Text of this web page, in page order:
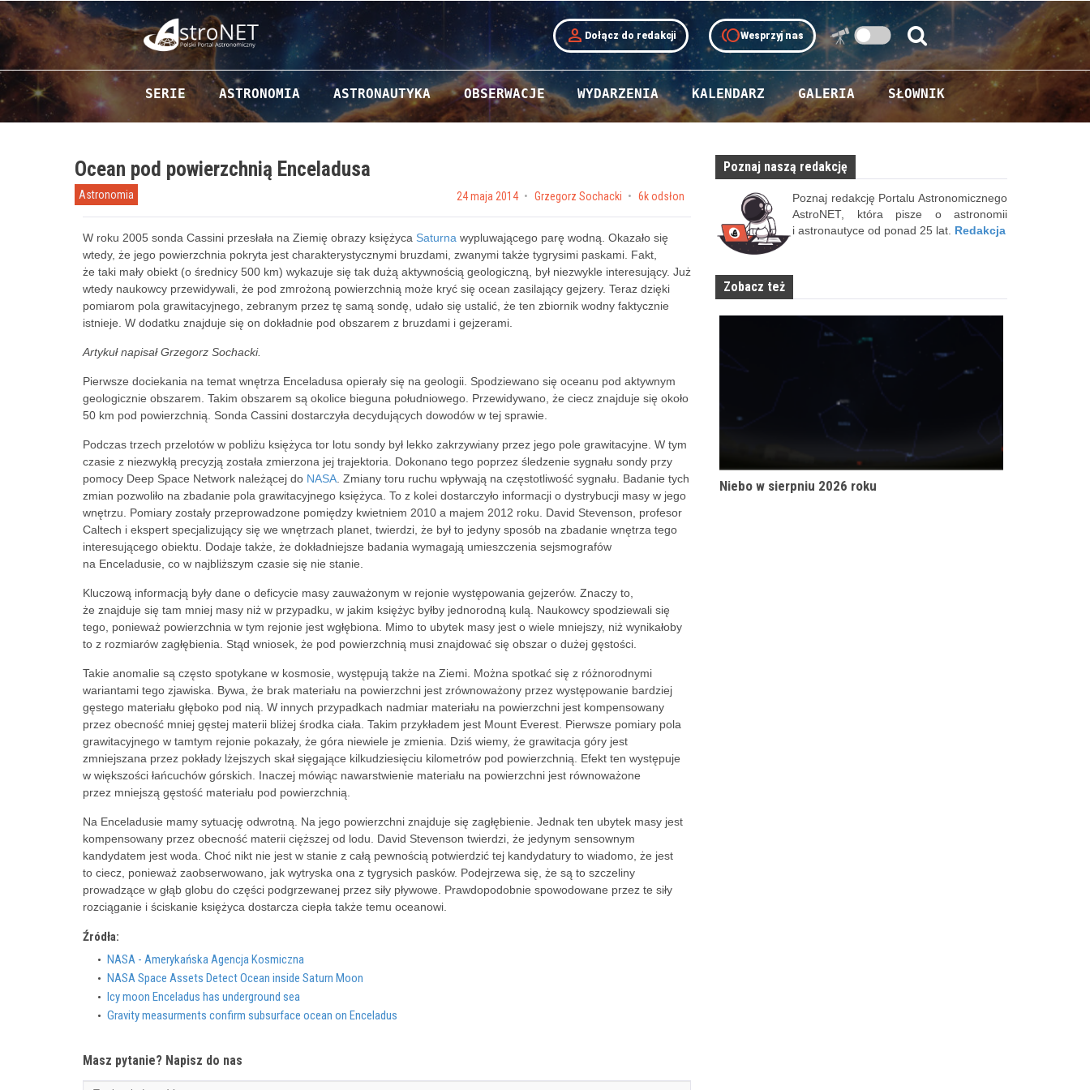
person Dołącz do redakcji tollWesprzyj nas
Szukaj:
Szukaj
Przejdź do zawartości
SERIE ASTRONOMIA ASTRONAUTYKA OBSERWACJE WYDARZENIA KALENDARZ GALERIA SŁOWNIK
Ocean pod powierzchnią Enceladusa
Astronomia Posted on
24 maja 2014 by Grzegorz Sochacki 6k odsłon
W roku 2005 sonda Cassini przesłała na Ziemię obrazy księżyca Saturna wypluwającego parę wodną. Okazało się
wtedy, że jego powierzchnia pokryta jest charakterystycznymi bruzdami, zwanymi także tygrysimi paskami. Fakt,
że taki mały obiekt (o średnicy 500 km) wykazuje się tak dużą aktywnością geologiczną, był niezwykle interesujący. Już
wtedy naukowcy przewidywali, że pod zmrożoną powierzchnią może kryć się ocean zasilający gejzery. Teraz dzięki
pomiarom pola grawitacyjnego, zebranym przez tę samą sondę, udało się ustalić, że ten zbiornik wodny faktycznie
istnieje. W dodatku znajduje się on dokładnie pod obszarem z bruzdami i gejzerami.
Artykuł napisał Grzegorz Sochacki.
Pierwsze dociekania na temat wnętrza Enceladusa opierały się na geologii. Spodziewano się oceanu pod aktywnym
geologicznie obszarem. Takim obszarem są okolice bieguna południowego. Przewidywano, że ciecz znajduje się około
50 km pod powierzchnią. Sonda Cassini dostarczyła decydujących dowodów w tej sprawie.
Podczas trzech przelotów w pobliżu księżyca tor lotu sondy był lekko zakrzywiany przez jego pole grawitacyjne. W tym
czasie z niezwykłą precyzją została zmierzona jej trajektoria. Dokonano tego poprzez śledzenie sygnału sondy przy
pomocy Deep Space Network należącej do NASA . Zmiany toru ruchu wpływają na częstotliwość sygnału. Badanie tych
zmian pozwoliło na zbadanie pola grawitacyjnego księżyca. To z kolei dostarczyło informacji o dystrybucji masy w jego
wnętrzu. Pomiary zostały przeprowadzone pomiędzy kwietniem 2010 a majem 2012 roku. David Stevenson, profesor
Caltech i ekspert specjalizujący się we wnętrzach planet, twierdzi, że był to jedyny sposób na zbadanie wnętrza tego
interesującego obiektu. Dodaje także, że dokładniejsze badania wymagają umieszczenia sejsmografów
na Enceladusie, co w najbliższym czasie się nie stanie.
Kluczową informacją były dane o deficycie masy zauważonym w rejonie występowania gejzerów. Znaczy to,
że znajduje się tam mniej masy niż w przypadku, w jakim księżyc byłby jednorodną kulą. Naukowcy spodziewali się
tego, ponieważ powierzchnia w tym rejonie jest wgłębiona. Mimo to ubytek masy jest o wiele mniejszy, niż wynikałoby
to z rozmiarów zagłębienia. Stąd wniosek, że pod powierzchnią musi znajdować się obszar o dużej gęstości.
Takie anomalie są często spotykane w kosmosie, występują także na Ziemi. Można spotkać się z różnorodnymi
wariantami tego zjawiska. Bywa, że brak materiału na powierzchni jest zrównoważony przez występowanie bardziej
gęstego materiału głęboko pod nią. W innych przypadkach nadmiar materiału na powierzchni jest kompensowany
przez obecność mniej gęstej materii bliżej środka ciała. Takim przykładem jest Mount Everest. Pierwsze pomiary pola
grawitacyjnego w tamtym rejonie pokazały, że góra niewiele je zmienia. Dziś wiemy, że grawitacja góry jest
zmniejszana przez pokłady lżejszych skał sięgające kilkudziesięciu kilometrów pod powierzchnią. Efekt ten występuje
w większości łańcuchów górskich. Inaczej mówiąc nawarstwienie materiału na powierzchni jest równoważone
przez mniejszą gęstość materiału pod powierzchnią.
Na Enceladusie mamy sytuację odwrotną. Na jego powierzchni znajduje się zagłębienie. Jednak ten ubytek masy jest
kompensowany przez obecność materii cięższej od lodu. David Stevenson twierdzi, że jedynym sensownym
kandydatem jest woda. Choć nikt nie jest w stanie z całą pewnością potwierdzić tej kandydatury to wiadomo, że jest
to ciecz, ponieważ zaobserwowano, jak wytryska ona z tygrysich pasków. Podejrzewa się, że są to szczeliny
prowadzące w głąb globu do części podgrzewanej przez siły pływowe. Prawdopodobnie spowodowane przez te siły
rozciąganie i ściskanie księżyca dostarcza ciepła także temu oceanowi.
Źródła:
NASA - Amerykańska Agencja Kosmiczna
NASA Space Assets Detect Ocean inside Saturn Moon
Icy moon Enceladus has underground sea
Gravity measurments confirm subsurface ocean on Enceladus
Masz pytanie? Napisz do nas
Poznaj naszą redakcję
Poznaj redakcję Portalu Astronomicznego
AstroNET, która pisze o astronomii
i astronautyce od ponad 25 lat. Redakcja
Zobacz też
Niebo w sierpniu 2026 roku